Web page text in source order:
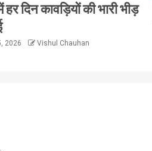
में हर दिन कावड़ियों की भारी भीड़
2026 Vishul Chauhan